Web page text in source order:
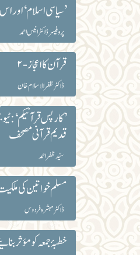
’سیاسی اسلام‘
پروفیسر ڈاکٹر انیس احمد
قرآن کا اعجاز -۲
ڈاکٹر ظفرالاسلام خان
’ کارپس
قدیم قرآنی مصحف
سیّد ظفر احمد
مسلم خواتین کی
ڈاکٹر مبشرہ فردوس
خطبۂ جمعہ کو مؤثر